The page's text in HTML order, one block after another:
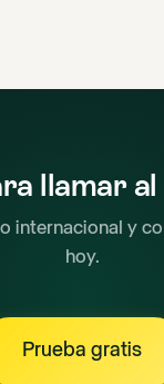
llamar al
internacional y
hoy.
Prueba gratis